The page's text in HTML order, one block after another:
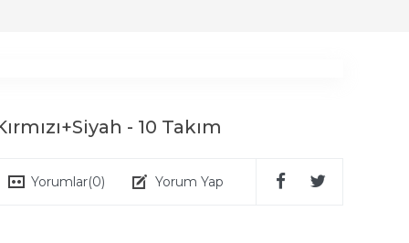
- 10 Takım
Yorumlar(0) Yorum Yap